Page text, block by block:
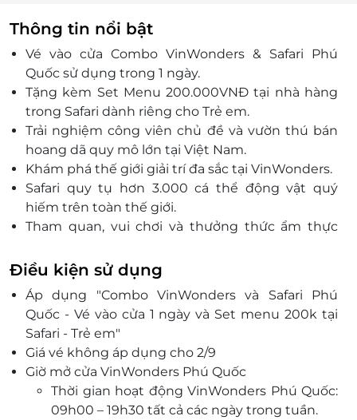
Thông tin nổi bật
Vé vào cửa Combo VinWonders & Safari Phú
Quốc sử dụng trong 1 ngày.
Tặng kèm Set Menu 200.000VNĐ tại nhà hàng
trong Safari dành riêng cho Trẻ em.
Trải nghiệm công viên chủ đề và vườn thú bán
hoang dã quy mô lớn tại Việt Nam.
Khám phá thế giới giải trí đa sắc tại VinWonders.
Safari quy tụ hơn 3.000 cá thể động vật quý
hiếm trên toàn thế giới.
Tham quan, vui chơi và thưởng thức ẩm thực
Voucher giảm giá, đặt dịch vụ tiện lợi qua
LifeLink – nhanh chóng, chính hãng.
Điều kiện sử dụng
Áp dụng "Combo VinWonders và Safari Phú
Quốc - Vé vào cửa 1 ngày và Set menu 200k tại
Safari - Trẻ em"
Giá vé không áp dụng cho 2/9
Giờ mở cửa VinWonders Phú Quốc
Thời gian hoạt động VinWonders Phú Quốc:
09h00 – 19h30 tất cả các ngày trong tuần.